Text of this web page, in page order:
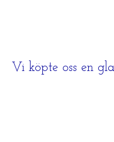
Vi köpte oss en